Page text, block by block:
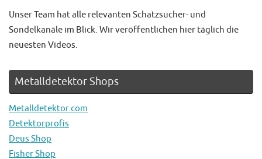
Unser Team hat alle relevanten Schatzsucher- und
Sondelkanäle im Blick. Wir veröffentlichen hier täglich die
neuesten Videos.
Metalldetektor Shops
Metalldetektor.com
Detektorprofis
Deus Shop
Fisher Shop